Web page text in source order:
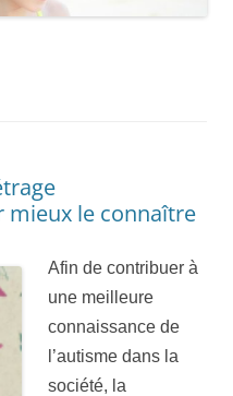
le connaître
Afin de contribuer à
une meilleure
connaissance de
l’autisme dans la
société, la